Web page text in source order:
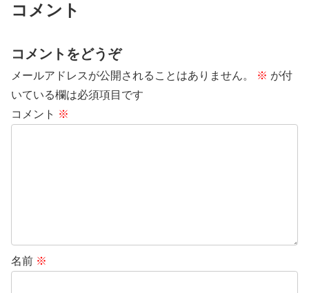
コメント
コメントをどうぞ
メールアドレスが公開されることはありません。 ※ が付
いている欄は必須項目です
コメント ※
名前 ※